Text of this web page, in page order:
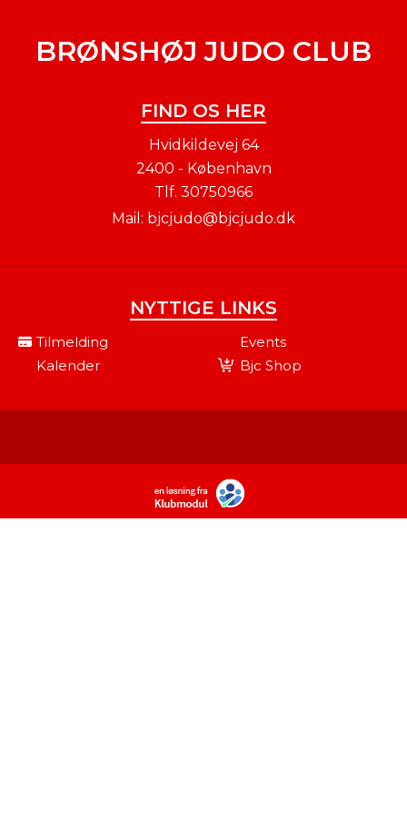
BRØNSHØJ JUDO CLUB
FIND OS HER
Hvidkildevej 64
2400 - København
Tlf. 30750966
Mail: bjcjudo@bjcjudo.dk
NYTTIGE LINKS
Tilmelding
Events
Kalender
Bjc Shop